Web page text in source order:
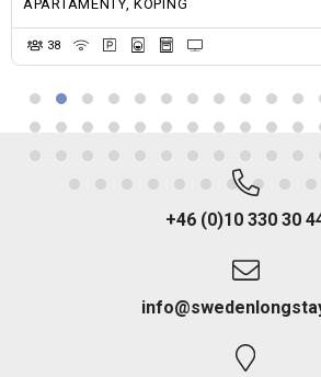
APARTAMENTY, KÖPING
38
+46 (0)10 330 30